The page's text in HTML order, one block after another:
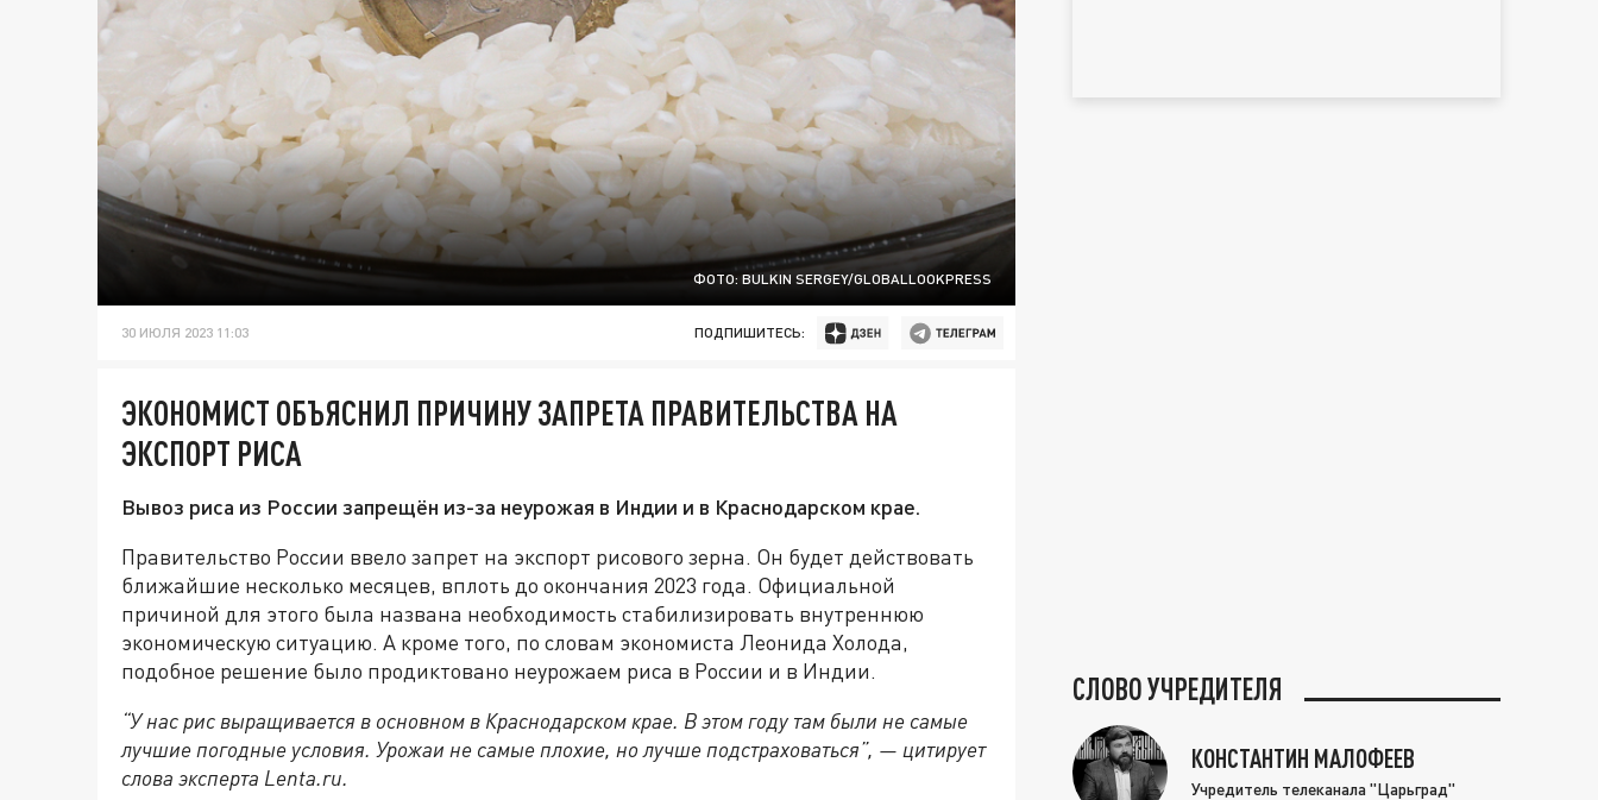
ФОТО: BULKIN SERGEY/GLOBALLOOKPRESS
30 ИЮЛЯ 2023 11:03 ПОДПИШИТЕСЬ:
ЭКОНОМИСТ ОБЪЯСНИЛ ПРИЧИНУ ЗАПРЕТА ПРАВИТЕЛЬСТВА НА
ЭКСПОРТ РИСА
Вывоз риса из России запрещён из-за неурожая в Индии и в Краснодарском крае.
Правительство России ввело запрет на экспорт рисового зерна. Он будет действовать
ближайшие несколько месяцев, вплоть до окончания 2023 года. Официальной
причиной для этого была названа необходимость стабилизировать внутреннюю
экономическую ситуацию. А кроме того, по словам экономиста Леонида Холода,
подобное решение было продиктовано неурожаем риса в России и в Индии.
“У нас рис выращивается в основном в Краснодарском крае. В этом году там были не самые
лучшие погодные условия. Урожаи не самые плохие, но лучше подстраховаться”, — цитирует
слова эксперта Lenta.ru.
СЛОВО УЧРЕДИТЕЛЯ
КОНСТАНТИН МАЛОФЕЕВ
Учредитель телеканала "Царьград"